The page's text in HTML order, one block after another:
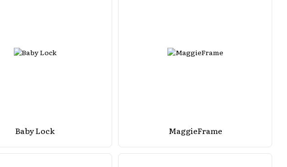
Baby Lock MaggieFrame